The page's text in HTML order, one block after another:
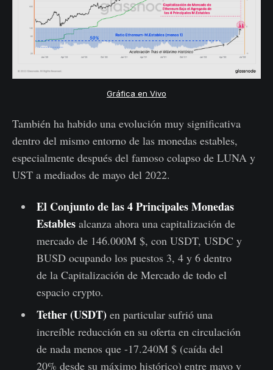
Gráfica en Vivo
También ha habido una evolución muy significativa
dentro del mismo entorno de las monedas estables,
especialmente después del famoso colapso de LUNA y
UST a mediados de mayo del 2022.
El Conjunto de las 4 Principales Monedas
Establesalcanza ahora una capitalización de
mercado de 146.000M $, con USDT, USDC y
BUSD ocupando los puestos 3, 4 y 6 dentro
de la Capitalización de Mercado de todo el
espacio crypto.
Tether (USDT) en particular sufrió una
increíble reducción en su oferta en circulación
de nada menos que -17.240M $ (caída del
20% desde su máximo histórico) entre mayo y